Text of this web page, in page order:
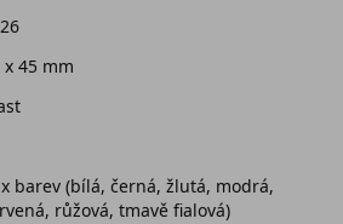
x 45 mm
barev (bílá, černá, žlutá, modrá,
růžová, tmavě fialová)